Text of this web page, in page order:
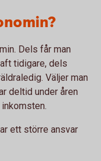
Dels får man
tidigare, dels
Väljer man
deltid under åren
ett större ansvar